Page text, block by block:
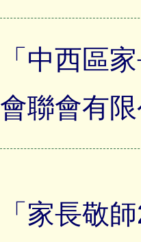
「中西區
會聯會有
「家長敬